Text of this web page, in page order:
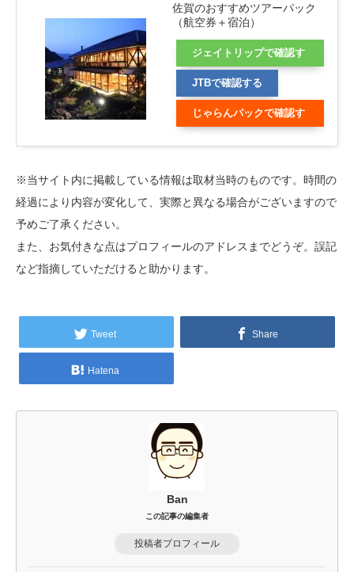
佐賀のおすすめツアーパック
（航空券＋宿泊）
ジェイトリップで確認す
る
JTBで確認する
じゃらんパックで確認す
※当サイト内に掲載している情報は取材当時のものです。時間の
経過により内容が変化して、実際と異なる場合がございますので
予めご了承ください。
また、お気付きな点はプロフィールのアドレスまでどうぞ。誤記
など指摘していただけると助かります。
Tweet Share
Hatena
Ban
この記事の編集者
投稿者プロフィール